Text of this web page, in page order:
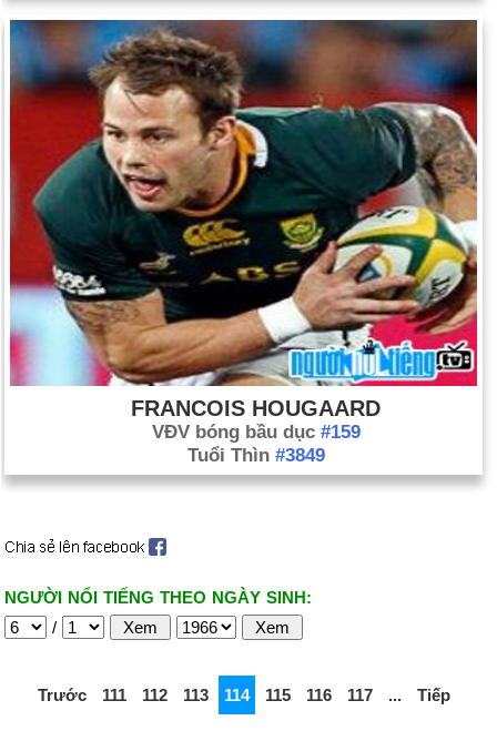
FRANCOIS HOUGAARD
VĐV bóng bầu dục #159
Tuổi Thìn #3849
NGƯỜI NỔI TIẾNG THEO NGÀY SINH:
/
Trước 111 112 113 114 115 116 117 ... Tiếp